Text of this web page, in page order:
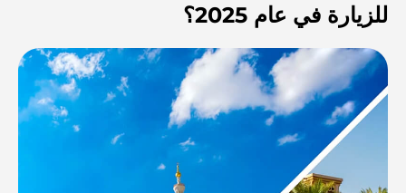
للزيارة في عام 2025؟